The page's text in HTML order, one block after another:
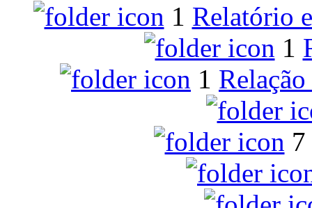
1 Relatório
1
1
7